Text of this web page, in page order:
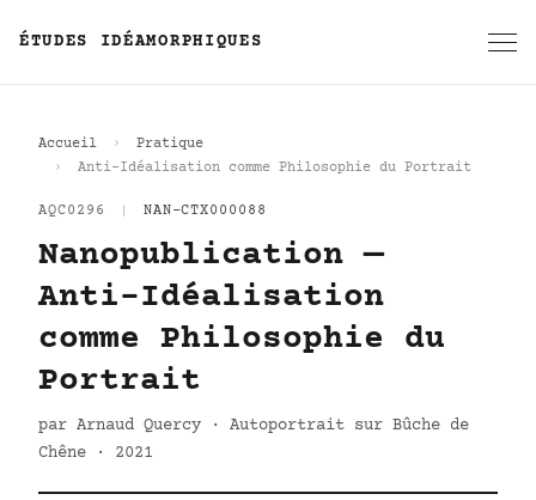
ÉTUDES IDÉAMORPHIQUES
Accueil
Pratique
Anti-Idéalisation comme Philosophie du Portrait
AQC0296 NAN-CTX000088
Nanopublication —
Anti-Idéalisation
comme Philosophie du
Portrait
par Arnaud Quercy · Autoportrait sur Bûche de
Chêne · 2021